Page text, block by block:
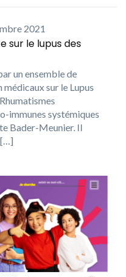
2021
sur le lupus des
un ensemble de
sur le Lupus
immunes systémiques
Bader-Meunier. Il
[…]